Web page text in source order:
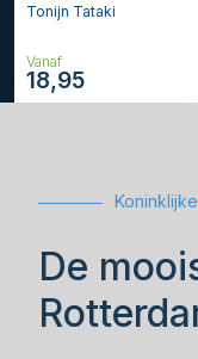
Tonijn Tataki
Vanaf
18,95
De